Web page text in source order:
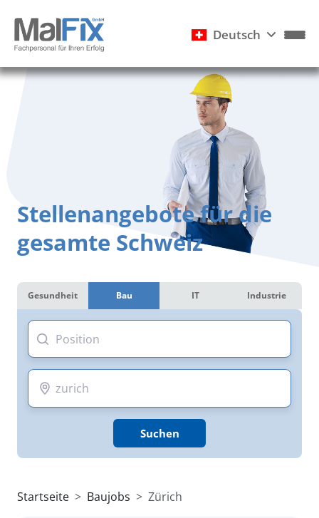
Deutsch
Stellenangebote für die
gesamte Schweiz
Gesundheit Bau IT Industrie
Suchen
Startseite Baujobs Zürich